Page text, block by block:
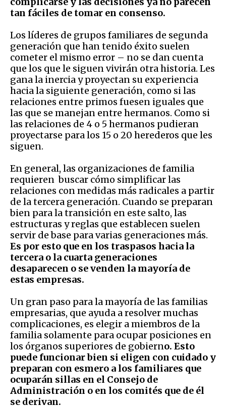
tan fáciles de tomar en consenso.
Los líderes de grupos familiares de segunda
generación que han tenido éxito suelen
cometer el mismo error – no se dan cuenta
que los que le siguen vivirán otra historia. Les
gana la inercia y proyectan su experiencia
hacia la siguiente generación, como si las
relaciones entre primos fuesen iguales que
las que se manejan entre hermanos. Como si
las relaciones de 4 o 5 hermanos pudieran
proyectarse para los 15 o 20 herederos que les
siguen.
En general, las organizaciones de familia
requieren buscar cómo simplificar las
relaciones con medidas más radicales a partir
de la tercera generación. Cuando se preparan
bien para la transición en este salto, las
estructuras y reglas que establecen suelen
servir de base para varias generaciones más.
Es por esto que en los traspasos hacia la
tercera o la cuarta generaciones
desaparecen o se venden la mayoría de
estas empresas.
Un gran paso para la mayoría de las familias
empresarias, que ayuda a resolver muchas
complicaciones, es elegir a miembros de la
familia solamente para ocupar posiciones en
los órganos superiores de gobierno. Esto
puede funcionar bien si eligen con cuidado y
preparan con esmero a los familiares que
ocuparán sillas en el Consejo de
Administración o en los comités que de él
se derivan.